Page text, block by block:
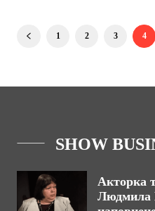
1 2 3 4
SHOW
Акторка
Людмила